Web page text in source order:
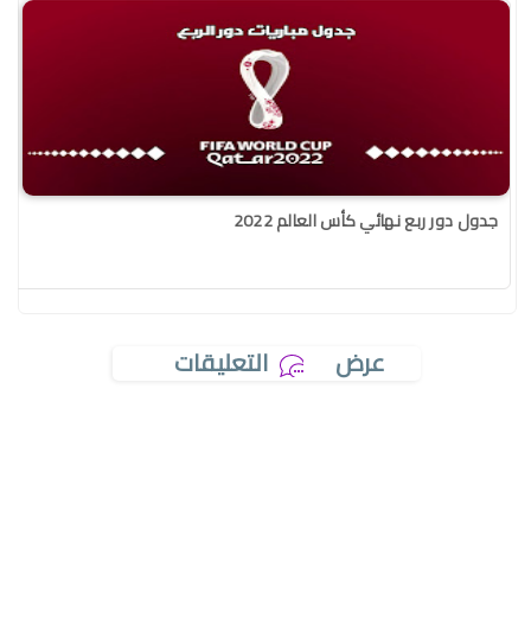
جدول دور ربع نهائي كأس العالم 2022
عرض التعليقات